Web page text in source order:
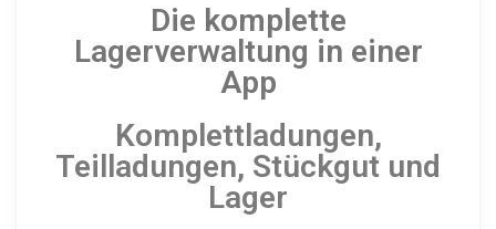
Die komplette
Lagerverwaltung in einer
App
Komplettladungen,
Teilladungen, Stückgut und
Lager